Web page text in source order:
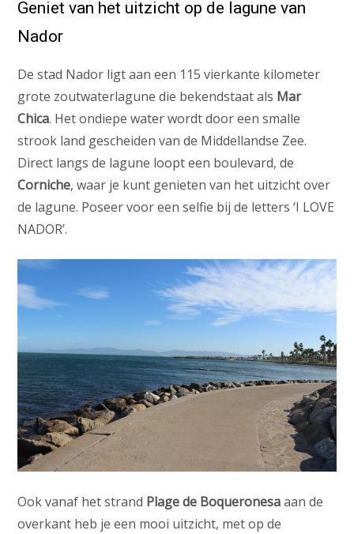
Geniet van het uitzicht op de lagune van
Nador
De stad Nador ligt aan een 115 vierkante kilometer
grote zoutwaterlagune die bekendstaat als Mar
Chica. Het ondiepe water wordt door een smalle
strook land gescheiden van de Middellandse Zee.
Direct langs de lagune loopt een boulevard, de
Corniche, waar je kunt genieten van het uitzicht over
de lagune. Poseer voor een selfie bij de letters ‘I LOVE
NADOR’.
Ook vanaf het strand Plage de Boqueronesaaan de
overkant heb je een mooi uitzicht, met op de